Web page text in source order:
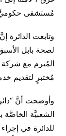
مُستشفى حكوميٍّ
وتابعت الدائرة
لصحة بابل
المُبرم مع شركة
مُختبرٍ لتقديم خدمة فحص
وأوضحت أنَّ
الشعبيَّة الخاصَّة
للدائرة في